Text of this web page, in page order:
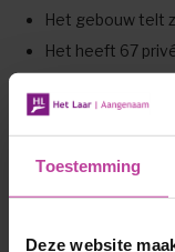
Toestemming
Deze website
Het gebouw telt
Het heeft 67
appartement
Elk appartement
Het